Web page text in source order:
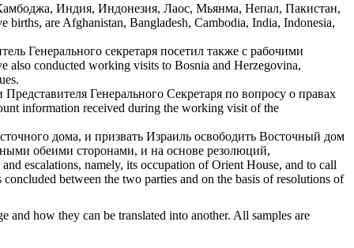
Индия, Индонезия, Лаос, Мьянма, Непал, Пакистан,
are Afghanistan, Bangladesh, Cambodia, India, Indonesia,
Генерального секретаря посетил также с рабочими
also conducted working visits to Bosnia and Herzegovina,
Генерального Секретаря по вопросу о правах
information received during the working visit of the
дома, и призвать Израиль освободить Восточный дом
обеими сторонами, и на основе резолюций,
escalations, namely, its occupation of Orient House, and to call
between the two parties and on the basis of resolutions of
how they can be translated into another. All samples are